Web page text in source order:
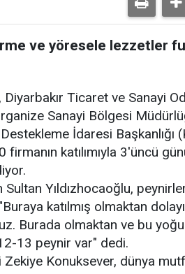
ve yöresele lezzetler
Ticaret ve Sanayi
Sanayi Bölgesi
İdaresi Başkanlığı
katılımıyla 3'üncü
Yıldızhocaoğlu,
katılmış olmaktan
Burada olmaktan ve bu
13 peynir var" dedi.
Konuksever, dünya